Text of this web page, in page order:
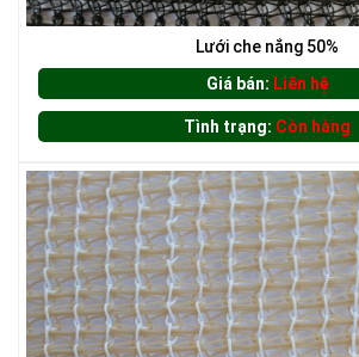
LƯỚI CHẮN ĐỘNG VẬT
LƯỚI NUÔI TRỒNG HẢI SẢN
Lưới che nắng 50%
Giá bán: Liên hệ
Tình trạng: Còn hàng